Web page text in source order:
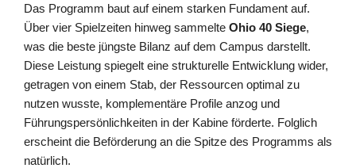
Das Programm baut auf einem starken Fundament auf.
Über vier Spielzeiten hinweg sammelte Ohio 40 Siege,
was die beste jüngste Bilanz auf dem Campus darstellt.
Diese Leistung spiegelt eine strukturelle Entwicklung wider,
getragen von einem Stab, der Ressourcen optimal zu
nutzen wusste, komplementäre Profile anzog und
Führungspersönlichkeiten in der Kabine förderte. Folglich
erscheint die Beförderung an die Spitze des Programms als
natürlich.